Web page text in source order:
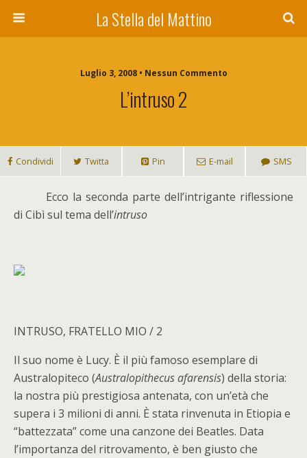
La Stella del Mattino
Luglio 3, 2008 • Nessun Commento
L’intruso 2
Condividi Twitta Pin E-mail SMS
Ecco la seconda parte dell’intrigante riflessione
di Cibì sul tema dell’intruso
INTRUSO, FRATELLO MIO / 2
Il suo nome è Lucy. È il più famoso esemplare di
Australopiteco (Australopithecus afarensis) della storia:
la nostra più prestigiosa antenata, con un’età che
supera i 3 milioni di anni. È stata rinvenuta in Etiopia e
“battezzata” come una canzone dei Beatles. Data
l’importanza del ritrovamento, è ben giusto che